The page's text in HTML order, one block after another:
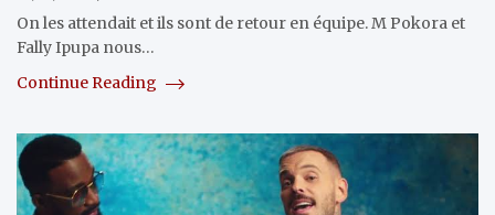
On les attendait et ils sont de retour en équipe. M Pokora et
Fally Ipupa nous…
Continue Reading